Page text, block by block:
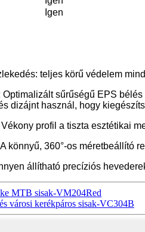
Igen
teljes körű védelem
sűrűségű EPS
dizájnt használ, hogy
profil a tiszta esztétikai
könnyű, 360°-os méretbeállító
állítható precíziós
MTB sisak-VM204Red
városi kerékpáros sisak-VC304B